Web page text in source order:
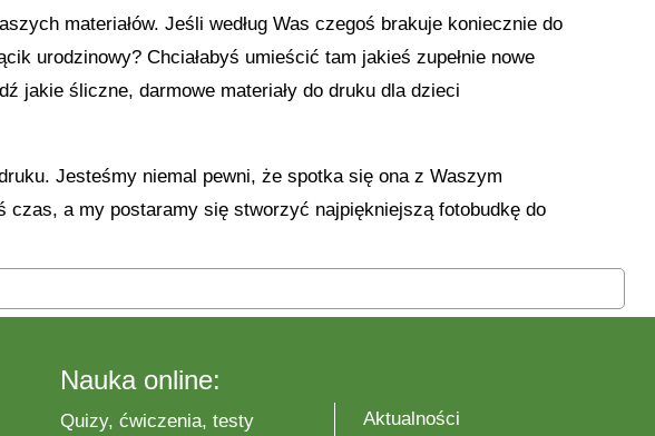
materiałów. Jeśli według Was czegoś brakuje koniecznie do
urodzinowy? Chciałabyś umieścić tam jakieś zupełnie nowe
jakie śliczne, darmowe materiały do druku dla dzieci
Jesteśmy niemal pewni, że spotka się ona z Waszym
czas, a my postaramy się stworzyć najpiękniejszą fotobudkę do
Nauka online:
Quizy, ćwiczenia, testy Aktualności